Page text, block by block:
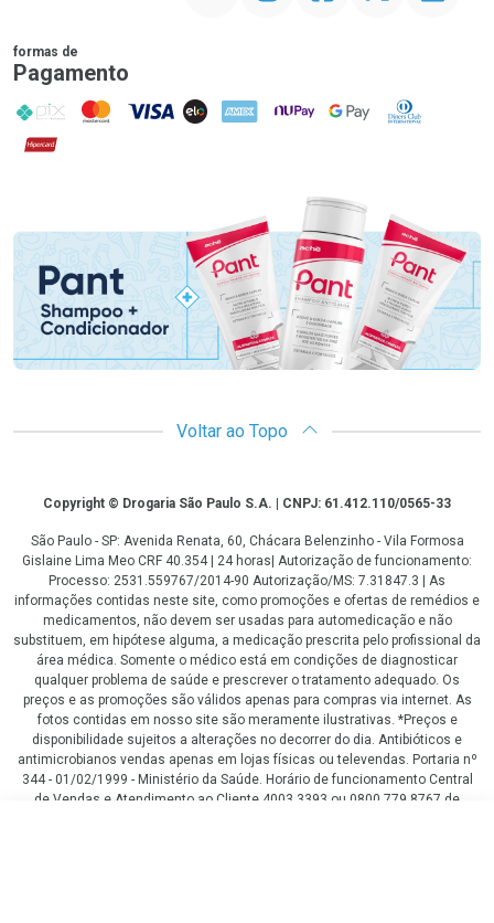
formas de
Pagamento
PIX MasterCard
VISA ELO AMEX NuPay Google PayDiners Club
Hipercard
Promoção em Destaque
Voltar ao Topo
CopyrightCopyright © Drogaria São Paulo S.A. | CNPJ: 61.412.110/0565-33
São Paulo - SP: Avenida Renata, 60, Chácara Belenzinho - Vila Formosa
Gislaine Lima Meo CRF 40.354 | 24 horas| Autorização de funcionamento:
Processo: 2531.559767/2014-90 Autorização/MS: 7.31847.3 | As
informações contidas neste site, como promoções e ofertas de remédios e
medicamentos, não devem ser usadas para automedicação e não
substituem, em hipótese alguma, a medicação prescrita pelo profissional da
área médica. Somente o médico está em condições de diagnosticar
qualquer problema de saúde e prescrever o tratamento adequado. Os
preços e as promoções são válidos apenas para compras via internet. As
fotos contidas em nosso site são meramente ilustrativas. *Preços e
disponibilidade sujeitos a alterações no decorrer do dia. Antibióticos e
antimicrobianos vendas apenas em lojas físicas ou televendas. Portaria nº
344 - 01/02/1999 - Ministério da Saúde. Horário de funcionamento Central
de Vendas e Atendimento ao Cliente 4003 3393 ou 0800 779 8767 de